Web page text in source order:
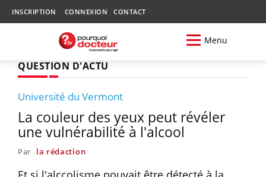
INSCRIPTION CONNEXION CONTACT
Menu
QUESTION D'ACTU
Université du Vermont
La couleur des yeux peut révéler
une vulnérabilité à l'alcool
Par la rédaction